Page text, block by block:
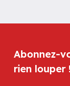
Abonnez-
rien louper !